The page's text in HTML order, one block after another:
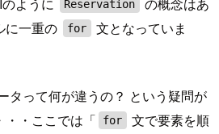
ように
Reservation
の概念はあ
に一重の
for
文となっていま
タって何が違うの？ という疑問が
・・ここでは「
for
文で要素を順